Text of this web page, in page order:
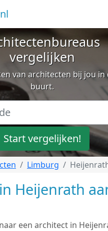
vergelijken
van architecten bij jou in
buurt.
Start vergelijken!
Limburg
Heijenrath
een architect in